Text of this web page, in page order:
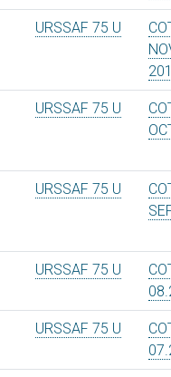
URSSAF 75 U
URSSAF 75 U
URSSAF 75 U
URSSAF 75 U
URSSAF 75 U